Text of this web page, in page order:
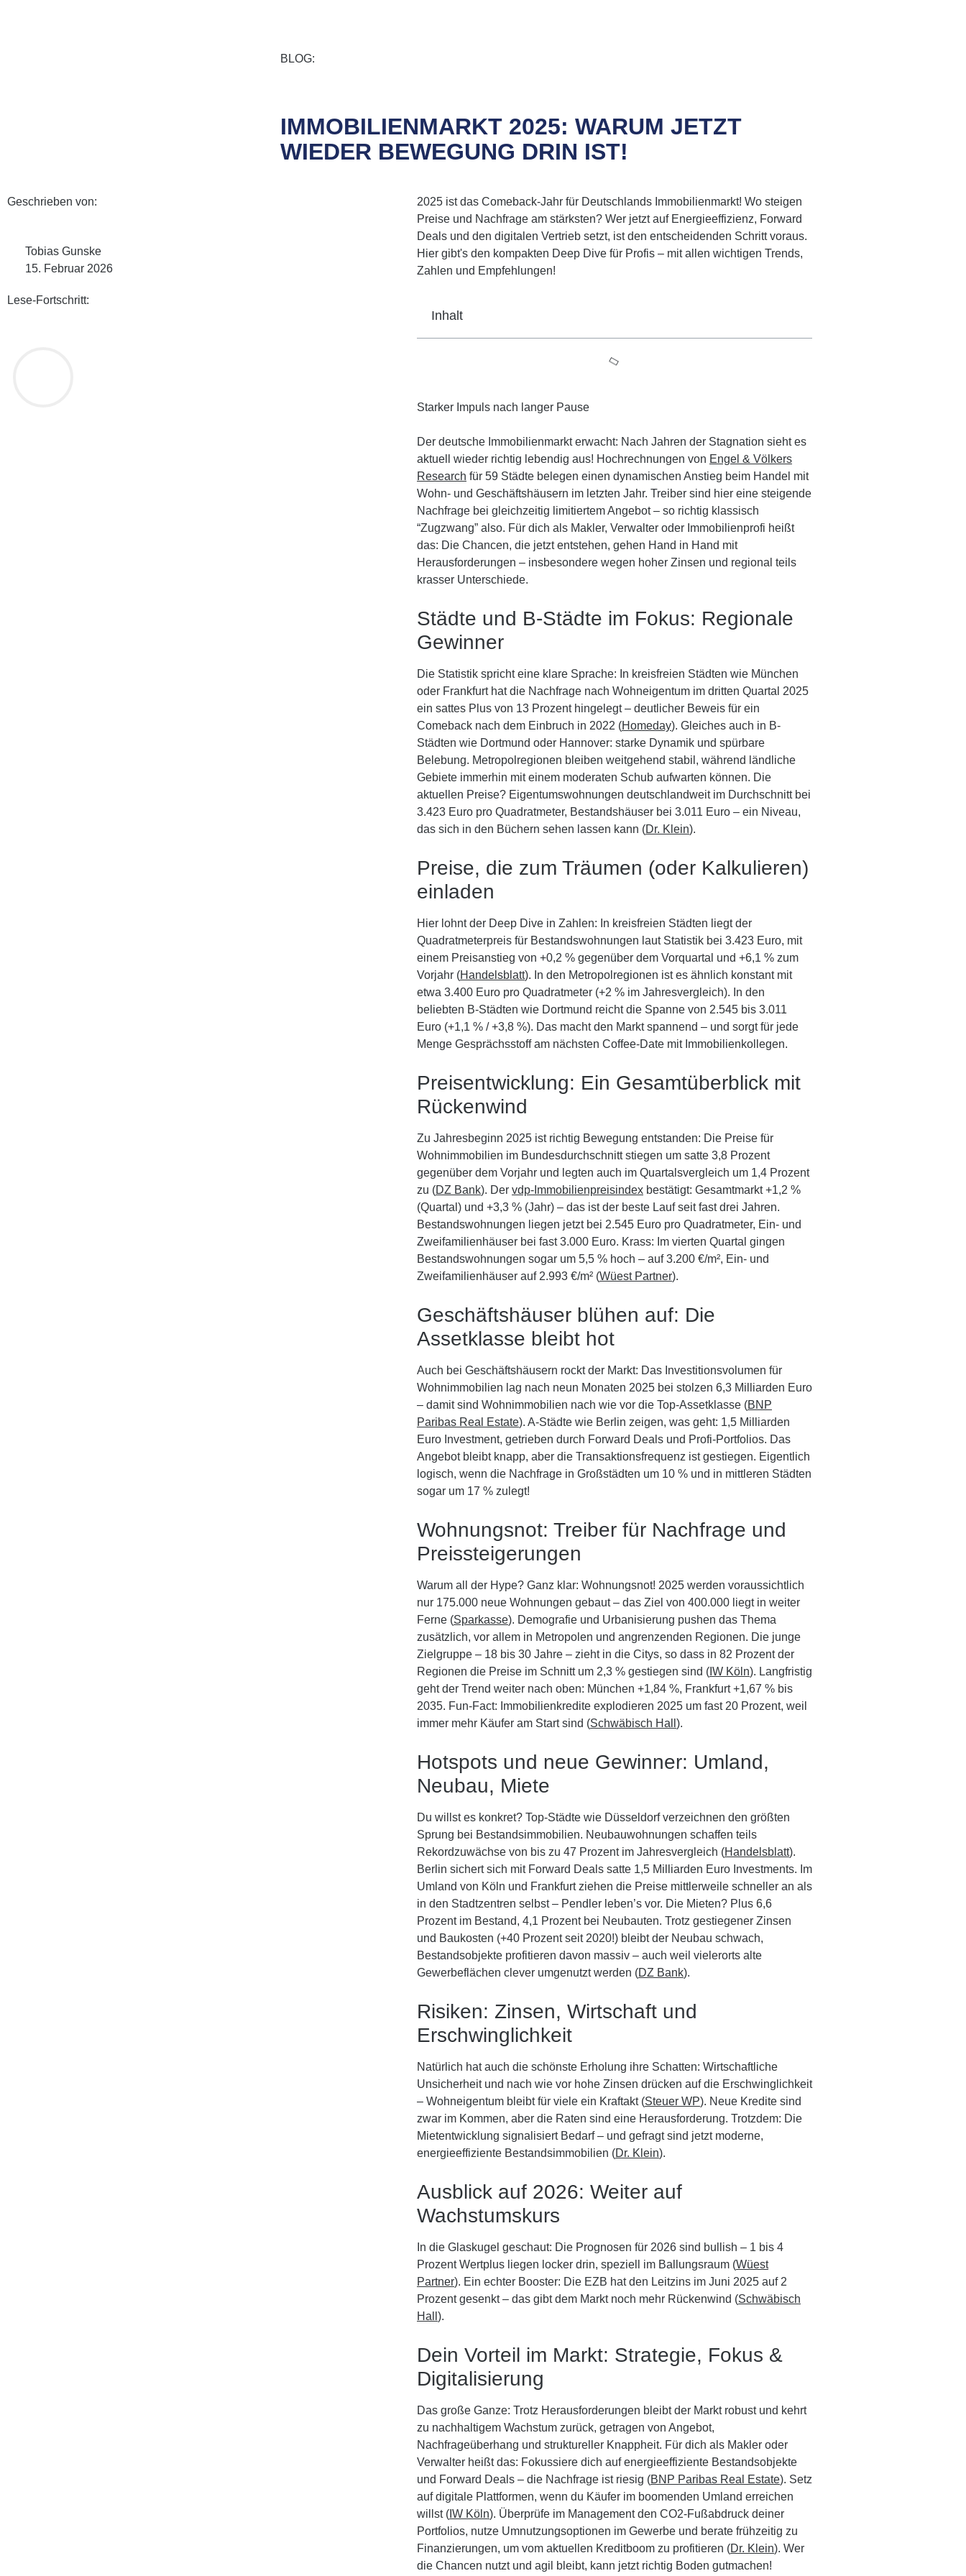
BLOG:
IMMOBILIENMARKT 2025: WARUM JETZT
WIEDER BEWEGUNG DRIN IST!
Geschrieben von:
Tobias Gunske
15. Februar 2026
Lese-Fortschritt:
2025 ist das Comeback-Jahr für Deutschlands Immobilienmarkt! Wo steigen
Preise und Nachfrage am stärksten? Wer jetzt auf Energieeffizienz, Forward
Deals und den digitalen Vertrieb setzt, ist den entscheidenden Schritt voraus.
Hier gibt's den kompakten Deep Dive für Profis – mit allen wichtigen Trends,
Zahlen und Empfehlungen!
Inhalt
Starker Impuls nach langer Pause
Der deutsche Immobilienmarkt erwacht: Nach Jahren der Stagnation sieht es
aktuell wieder richtig lebendig aus! Hochrechnungen von Engel & Völkers
Research für 59 Städte belegen einen dynamischen Anstieg beim Handel mit
Wohn- und Geschäftshäusern im letzten Jahr. Treiber sind hier eine steigende
Nachfrage bei gleichzeitig limitiertem Angebot – so richtig klassisch
“Zugzwang” also. Für dich als Makler, Verwalter oder Immobilienprofi heißt
das: Die Chancen, die jetzt entstehen, gehen Hand in Hand mit
Herausforderungen – insbesondere wegen hoher Zinsen und regional teils
krasser Unterschiede.
Städte und B-Städte im Fokus: Regionale
Gewinner
Die Statistik spricht eine klare Sprache: In kreisfreien Städten wie München
oder Frankfurt hat die Nachfrage nach Wohneigentum im dritten Quartal 2025
ein sattes Plus von 13 Prozent hingelegt – deutlicher Beweis für ein
Comeback nach dem Einbruch in 2022 (Homeday). Gleiches auch in B-
Städten wie Dortmund oder Hannover: starke Dynamik und spürbare
Belebung. Metropolregionen bleiben weitgehend stabil, während ländliche
Gebiete immerhin mit einem moderaten Schub aufwarten können. Die
aktuellen Preise? Eigentumswohnungen deutschlandweit im Durchschnitt bei
3.423 Euro pro Quadratmeter, Bestandshäuser bei 3.011 Euro – ein Niveau,
das sich in den Büchern sehen lassen kann (Dr. Klein).
Preise, die zum Träumen (oder Kalkulieren)
einladen
Hier lohnt der Deep Dive in Zahlen: In kreisfreien Städten liegt der
Quadratmeterpreis für Bestandswohnungen laut Statistik bei 3.423 Euro, mit
einem Preisanstieg von +0,2 % gegenüber dem Vorquartal und +6,1 % zum
Vorjahr (Handelsblatt). In den Metropolregionen ist es ähnlich konstant mit
etwa 3.400 Euro pro Quadratmeter (+2 % im Jahresvergleich). In den
beliebten B-Städten wie Dortmund reicht die Spanne von 2.545 bis 3.011
Euro (+1,1 % / +3,8 %). Das macht den Markt spannend – und sorgt für jede
Menge Gesprächsstoff am nächsten Coffee-Date mit Immobilienkollegen.
Preisentwicklung: Ein Gesamtüberblick mit
Rückenwind
Zu Jahresbeginn 2025 ist richtig Bewegung entstanden: Die Preise für
Wohnimmobilien im Bundesdurchschnitt stiegen um satte 3,8 Prozent
gegenüber dem Vorjahr und legten auch im Quartalsvergleich um 1,4 Prozent
zu (DZ Bank). Der vdp-Immobilienpreisindex bestätigt: Gesamtmarkt +1,2 %
(Quartal) und +3,3 % (Jahr) – das ist der beste Lauf seit fast drei Jahren.
Bestandswohnungen liegen jetzt bei 2.545 Euro pro Quadratmeter, Ein- und
Zweifamilienhäuser bei fast 3.000 Euro. Krass: Im vierten Quartal gingen
Bestandswohnungen sogar um 5,5 % hoch – auf 3.200 €/m², Ein- und
Zweifamilienhäuser auf 2.993 €/m² (Wüest Partner).
Geschäftshäuser blühen auf: Die
Assetklasse bleibt hot
Auch bei Geschäftshäusern rockt der Markt: Das Investitionsvolumen für
Wohnimmobilien lag nach neun Monaten 2025 bei stolzen 6,3 Milliarden Euro
– damit sind Wohnimmobilien nach wie vor die Top-Assetklasse (BNP
Paribas Real Estate). A-Städte wie Berlin zeigen, was geht: 1,5 Milliarden
Euro Investment, getrieben durch Forward Deals und Profi-Portfolios. Das
Angebot bleibt knapp, aber die Transaktionsfrequenz ist gestiegen. Eigentlich
logisch, wenn die Nachfrage in Großstädten um 10 % und in mittleren Städten
sogar um 17 % zulegt!
Wohnungsnot: Treiber für Nachfrage und
Preissteigerungen
Warum all der Hype? Ganz klar: Wohnungsnot! 2025 werden voraussichtlich
nur 175.000 neue Wohnungen gebaut – das Ziel von 400.000 liegt in weiter
Ferne (Sparkasse). Demografie und Urbanisierung pushen das Thema
zusätzlich, vor allem in Metropolen und angrenzenden Regionen. Die junge
Zielgruppe – 18 bis 30 Jahre – zieht in die Citys, so dass in 82 Prozent der
Regionen die Preise im Schnitt um 2,3 % gestiegen sind ( IW Köln). Langfristig
geht der Trend weiter nach oben: München +1,84 %, Frankfurt +1,67 % bis
2035. Fun-Fact: Immobilienkredite explodieren 2025 um fast 20 Prozent, weil
immer mehr Käufer am Start sind (Schwäbisch Hall ).
Hotspots und neue Gewinner: Umland,
Neubau, Miete
Du willst es konkret? Top-Städte wie Düsseldorf verzeichnen den größten
Sprung bei Bestandsimmobilien. Neubauwohnungen schaffen teils
Rekordzuwächse von bis zu 47 Prozent im Jahresvergleich (Handelsblatt).
Berlin sichert sich mit Forward Deals satte 1,5 Milliarden Euro Investments. Im
Umland von Köln und Frankfurt ziehen die Preise mittlerweile schneller an als
in den Stadtzentren selbst – Pendler leben’s vor. Die Mieten? Plus 6,6
Prozent im Bestand, 4,1 Prozent bei Neubauten. Trotz gestiegener Zinsen
und Baukosten (+40 Prozent seit 2020!) bleibt der Neubau schwach,
Bestandsobjekte profitieren davon massiv – auch weil vielerorts alte
Gewerbeflächen clever umgenutzt werden (DZ Bank).
Risiken: Zinsen, Wirtschaft und
Erschwinglichkeit
Natürlich hat auch die schönste Erholung ihre Schatten: Wirtschaftliche
Unsicherheit und nach wie vor hohe Zinsen drücken auf die Erschwinglichkeit
– Wohneigentum bleibt für viele ein Kraftakt (Steuer WP). Neue Kredite sind
zwar im Kommen, aber die Raten sind eine Herausforderung. Trotzdem: Die
Mietentwicklung signalisiert Bedarf – und gefragt sind jetzt moderne,
energieeffiziente Bestandsimmobilien (Dr. Klein).
Ausblick auf 2026: Weiter auf
Wachstumskurs
In die Glaskugel geschaut: Die Prognosen für 2026 sind bullish – 1 bis 4
Prozent Wertplus liegen locker drin, speziell im Ballungsraum (Wüest
Partner). Ein echter Booster: Die EZB hat den Leitzins im Juni 2025 auf 2
Prozent gesenkt – das gibt dem Markt noch mehr Rückenwind (Schwäbisch
Hall ).
Dein Vorteil im Markt: Strategie, Fokus &
Digitalisierung
Das große Ganze: Trotz Herausforderungen bleibt der Markt robust und kehrt
zu nachhaltigem Wachstum zurück, getragen von Angebot,
Nachfrageüberhang und struktureller Knappheit. Für dich als Makler oder
Verwalter heißt das: Fokussiere dich auf energieeffiziente Bestandsobjekte
und Forward Deals – die Nachfrage ist riesig (BNP Paribas Real Estate). Setz
auf digitale Plattformen, wenn du Käufer im boomenden Umland erreichen
willst ( IW Köln). Überprüfe im Management den CO2-Fußabdruck deiner
Portfolios, nutze Umnutzungsoptionen im Gewerbe und berate frühzeitig zu
Finanzierungen, um vom aktuellen Kreditboom zu profitieren (Dr. Klein). Wer
die Chancen nutzt und agil bleibt, kann jetzt richtig Boden gutmachen!